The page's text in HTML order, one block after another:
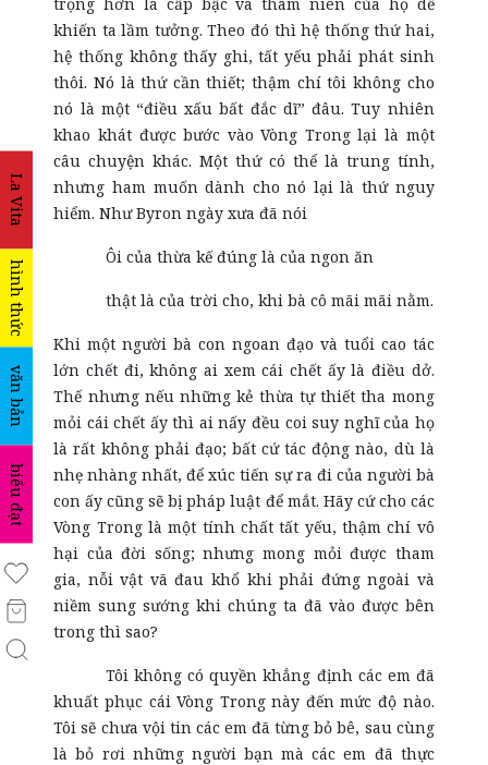
La Vita
hình thức
văn bản
biểu đạt
khiến ta lầm tưởng. Theo đó thì hệ thống thứ hai,
hệ thống không thấy ghi, tất yếu phải phát sinh
thôi. Nó là thứ cần thiết; thậm chí tôi không cho
nó là một “điều xấu bất đắc dĩ” đâu. Tuy nhiên
khao khát được bước vào Vòng Trong lại là một
câu chuyện khác. Một thứ có thể là trung tính,
nhưng ham muốn dành cho nó lại là thứ nguy
hiểm. Như Byron ngày xưa đã nói
Ôi của thừa kế đúng là của ngon ăn
thật là của trời cho, khi bà cô mãi mãi nằm.
Khi một người bà con ngoan đạo và tuổi cao tác
lớn chết đi, không ai xem cái chết ấy là điều dở.
Thế nhưng nếu những kẻ thừa tự thiết tha mong
mỏi cái chết ấy thì ai nấy đều coi suy nghĩ của họ
là rất không phải đạo; bất cứ tác động nào, dù là
nhẹ nhàng nhất, để xúc tiến sự ra đi của người bà
con ấy cũng sẽ bị pháp luật để mắt. Hãy cứ cho các
Vòng Trong là một tính chất tất yếu, thậm chí vô
hại của đời sống; nhưng mong mỏi được tham
gia, nỗi vật vã đau khổ khi phải đứng ngoài và
niềm sung sướng khi chúng ta đã vào được bên
trong thì sao?
Tôi không có quyền khẳng định các em đã
khuất phục cái Vòng Trong này đến mức độ nào.
Tôi sẽ chưa vội tin các em đã từng bỏ bê, sau cùng
là bỏ rơi những người bạn mà các em đã thực